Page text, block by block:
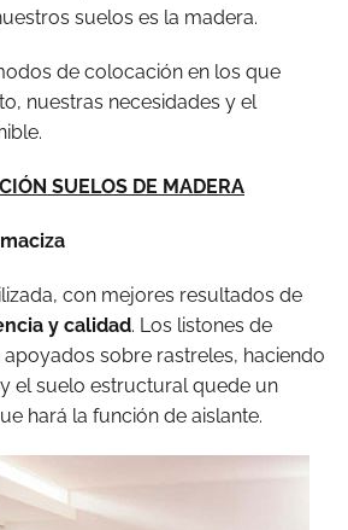
suelos es la madera.
de colocación en los que
nuestras necesidades y el
SUELOS DE MADERA
con mejores resultados de
y calidad. Los listones de
sobre rastreles, haciendo
el suelo estructural quede un
hará la función de aislante.